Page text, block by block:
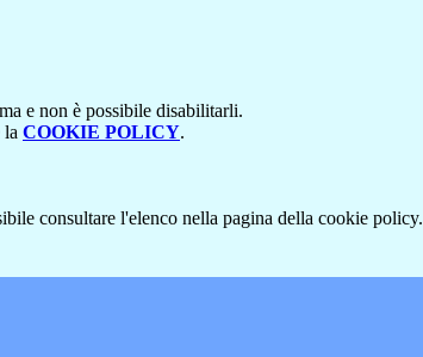
e non è possibile disabilitarli.
la COOKIE POLICY.
consultare l'elenco nella pagina della cookie policy.